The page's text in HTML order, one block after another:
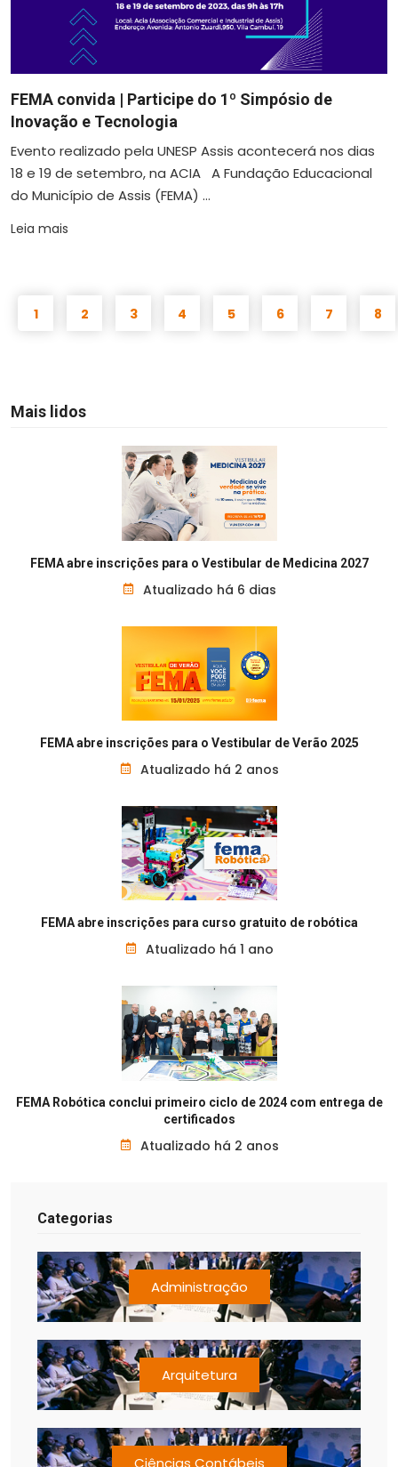
FEMA convida | Participe do 1º Simpósio de
Inovação e Tecnologia
Evento realizado pela UNESP Assis acontecerá nos dias
18 e 19 de setembro, na ACIA A Fundação Educacional
do Município de Assis (FEMA) ...
Leia mais
1 2 3 4 5 6 7 8
Mais lidos
FEMA abre inscrições para o Vestibular de Medicina 2027
Atualizado há 6 dias
FEMA abre inscrições para o Vestibular de Verão 2025
Atualizado há 2 anos
FEMA abre inscrições para curso gratuito de robótica
Atualizado há 1 ano
FEMA Robótica conclui primeiro ciclo de 2024 com entrega de
certificados
Atualizado há 2 anos
Categorias
Administração
Arquitetura
Ciências Contábeis